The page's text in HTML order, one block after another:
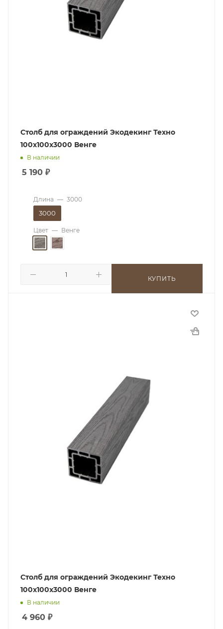
Столб для ограждений Экодекинг Техно
100x100x3000 Венге
В наличии
5 190 ₽
Длина — 3000
3000
Цвет — Венге
КУПИТЬ
Столб для ограждений Экодекинг Техно
100x100х3000 Венге
В наличии
4 960 ₽